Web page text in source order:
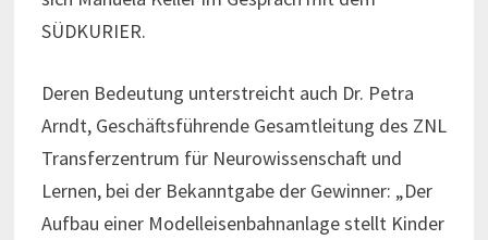
SÜDKURIER.
Deren Bedeutung unterstreicht auch Dr. Petra
Arndt, Geschäftsführende Gesamtleitung des ZNL
Transferzentrum für Neurowissenschaft und
Lernen, bei der Bekanntgabe der Gewinner: „Der
Aufbau einer Modelleisenbahnanlage stellt Kinder